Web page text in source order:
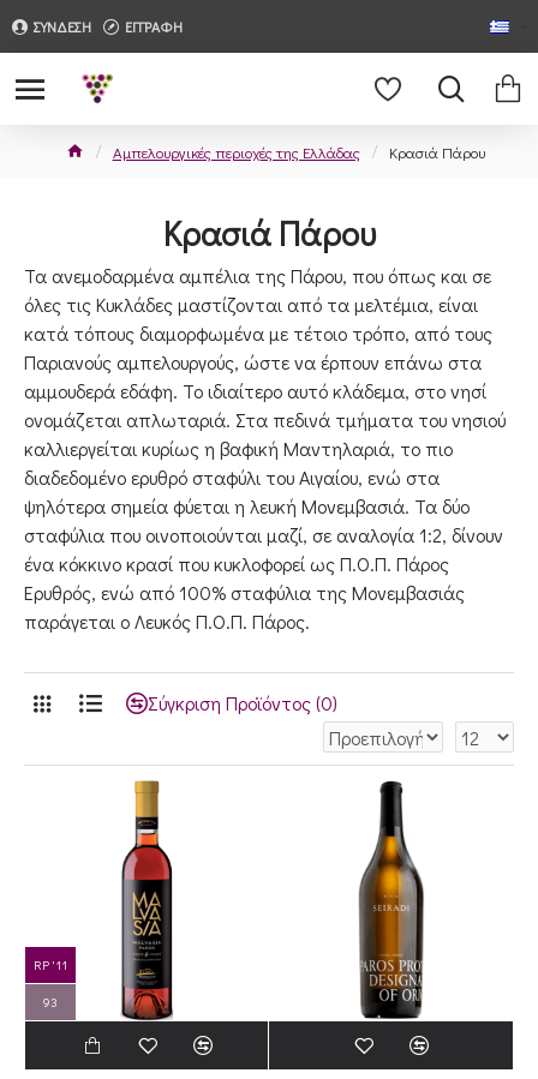
ΣΥΝΔΕΣΗ ΕΓΓΡΑΦΗ
Αμπελουργικές περιοχές της Ελλάδας Κρασιά Πάρου
Κρασιά Πάρου
Τα ανεμοδαρμένα αμπέλια της Πάρου, που όπως και σε
όλες τις Κυκλάδες μαστίζονται από τα μελτέμια, είναι
κατά τόπους διαμορφωμένα με τέτοιο τρόπο, από τους
Παριανούς αμπελουργούς, ώστε να έρπουν επάνω στα
αμμουδερά εδάφη. Το ιδιαίτερο αυτό κλάδεμα, στο νησί
ονομάζεται απλωταριά. Στα πεδινά τμήματα του νησιού
καλλιεργείται κυρίως η βαφική Μαντηλαριά, το πιο
διαδεδομένο ερυθρό σταφύλι του Αιγαίου, ενώ στα
ψηλότερα σημεία φύεται η λευκή Μονεμβασιά. Τα δύο
σταφύλια που οινοποιούνται μαζί, σε αναλογία 1:2, δίνουν
ένα κόκκινο κρασί που κυκλοφορεί ως Π.Ο.Π. Πάρος
Ερυθρός, ενώ από 100% σταφύλια της Μονεμβασιάς
παράγεται ο Λευκός Π.Ο.Π. Πάρος.
Σύγκριση Προϊόντος (0)
RP '11
93